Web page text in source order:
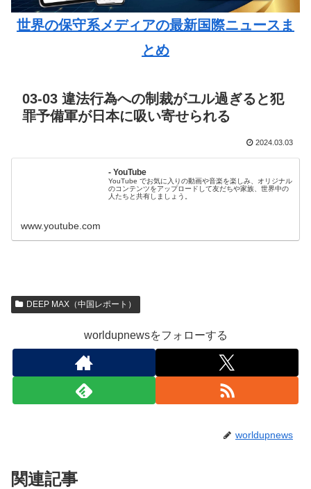
世界の保守系メディアの最新国際ニュースま
とめ
03-03 違法行為への制裁がユル過ぎると犯
罪予備軍が日本に吸い寄せられる
2024.03.03
- YouTube
YouTube でお気に入りの動画や音楽を楽しみ、オリジナル
のコンテンツをアップロードして友だちや家族、世界中の
人たちと共有しましょう。
www.youtube.com
DEEP MAX（中国レポート）
worldupnewsをフォローする
worldupnews
関連記事